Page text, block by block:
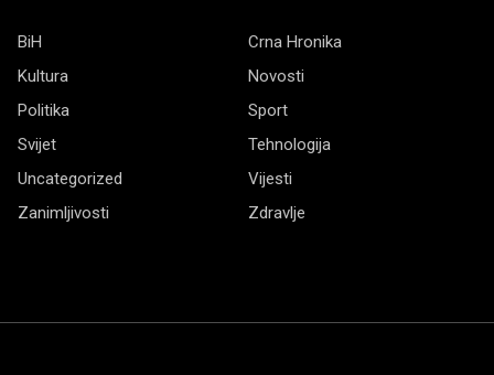
BiH
Crna Hronika
Kultura
Novosti
Politika
Sport
Svijet
Tehnologija
Uncategorized
Vijesti
Zanimljivosti
Zdravlje